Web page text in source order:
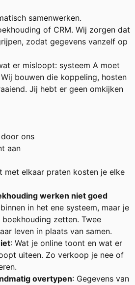
samenwerken.
of CRM. Wij zorgen dat
zodat gegevens vanzelf op
er misloopt: systeem A moet
bouwen die koppeling, hosten
Jij hebt er geen omkijken
ons
aan
met elkaar praten kosten je elke
werken niet goed
in het ene systeem, maar je
zetten. Twee
leven in plaats van samen.
: Wat je online toont en wat er
uiteen. Zo verkoop je nee of
overtypen: Gegevens van